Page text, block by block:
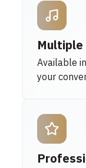
Available
your